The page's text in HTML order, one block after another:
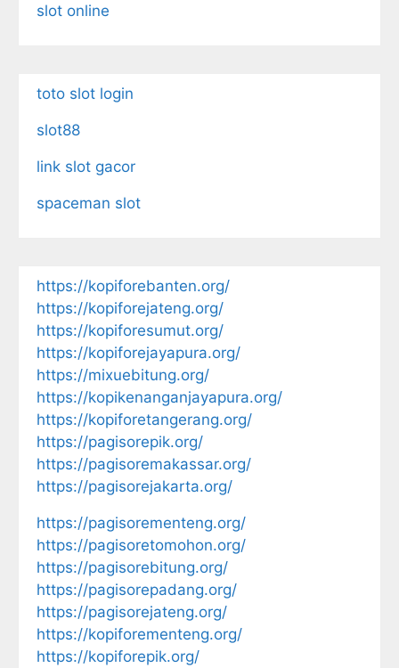
slot online
toto slot login
slot88
link slot gacor
spaceman slot
https://kopiforebanten.org/
https://kopiforejateng.org/
https://kopiforesumut.org/
https://kopiforejayapura.org/
https://mixuebitung.org/
https://kopikenanganjayapura.org/
https://kopiforetangerang.org/
https://pagisorepik.org/
https://pagisoremakassar.org/
https://pagisorejakarta.org/
https://pagisorementeng.org/
https://pagisoretomohon.org/
https://pagisorebitung.org/
https://pagisorepadang.org/
https://pagisorejateng.org/
https://kopiforementeng.org/
https://kopiforepik.org/